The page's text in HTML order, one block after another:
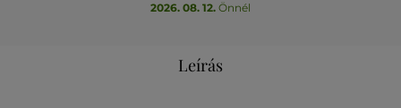
2026. 08. 12. Önnél
Leírás